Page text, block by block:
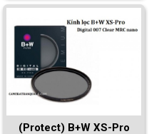
(Protect) B+W XS-Pro